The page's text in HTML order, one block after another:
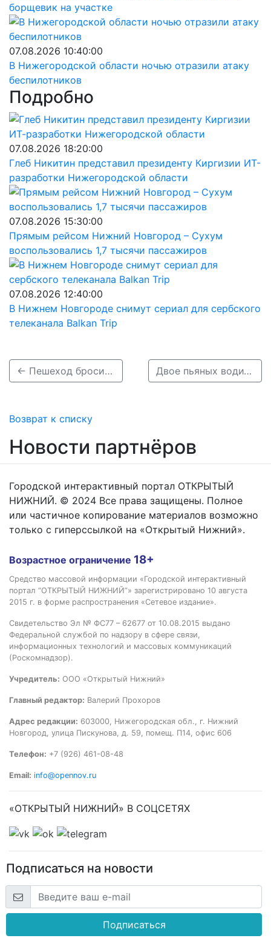
борщевик на участке
07.08.2026 10:40:00
В Нижегородской области ночью отразили атаку
беспилотников
Подробно
07.08.2026 18:20:00
Глеб Никитин представил президенту Киргизии ИТ-
разработки Нижегородской области
07.08.2026 15:30:00
Прямым рейсом Нижний Новгород – Сухум
воспользовались 1,7 тысячи пассажиров
07.08.2026 12:40:00
В Нижнем Новгороде снимут сериал для сербского
телеканала Balkan Trip
← Пешеход бросился под иномарку на проспекте Ленина в Нижнем Новгороде Двое пьяных водителей врезались в дом и электроподстанцию в Нижегородской области →
Возврат к списку
Новости партнёров
Городской интерактивный портал ОТКРЫТЫЙ
НИЖНИЙ. © 2024 Все права защищены. Полное
или частичное копирование материалов возможно
только с гиперссылкой на «Открытый Нижний».
Возрастное ограничение 18+
Средство массовой информации «Городской интерактивный
портал “ОТКРЫТЫЙ НИЖНИЙ”» зарегистрировано 10 августа
2015 г. в форме распространения «Сетевое издание».
Свидетельство Эл № ФС77 – 62677 от 10.08.2015 выдано
Федеральной службой по надзору в сфере связи,
информационных технологий и массовых коммуникаций
(Роскомнадзор).
Учредитель: ООО «Открытый Нижний»
Главный редактор: Валерий Прохоров
Адрес редакции: 603000, Нижегородская обл., г. Нижний
Новгород, улица Пискунова, д. 59, помещ. П14, офис 606
Телефон: +7 (926) 461-08-48
Email: info@opennov.ru
«ОТКРЫТЫЙ НИЖНИЙ» В СОЦСЕТЯХ
Подписаться на новости
Подписаться